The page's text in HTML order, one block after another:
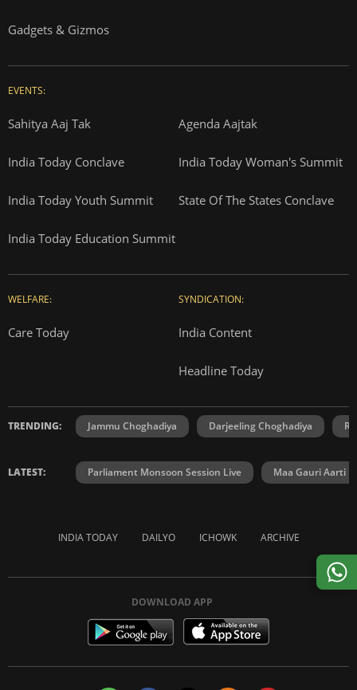
Gadgets & Gizmos
EVENTS:
Sahitya Aaj Tak Agenda Aajtak
India Today Conclave India Today Woman's Summit
India Today Youth Summit State Of The States Conclave
India Today Education Summit
WELFARE:
Care Today
SYNDICATION:
India Content
Headline Today
TRENDING: Jammu Choghadiya Darjeeling Choghadiya
LATEST: Parliament Monsoon Session Live Maa Gauri Aarti
INDIA TODAY DAILYO ICHOWK ARCHIVE
DOWNLOAD APP